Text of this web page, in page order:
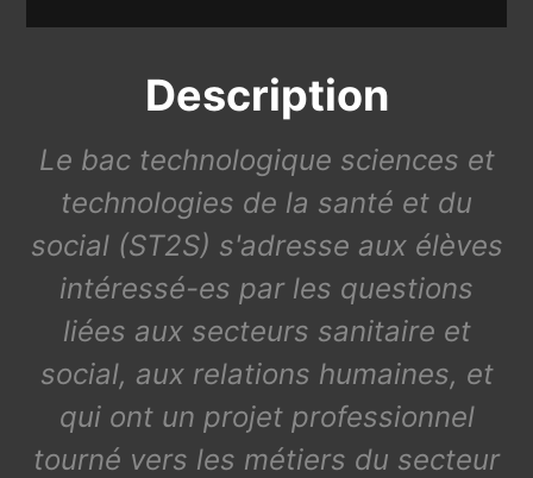
Description
Le bac technologique sciences et
technologies de la santé et du
social (ST2S) s'adresse aux élèves
intéressé-es par les questions
liées aux secteurs sanitaire et
social, aux relations humaines, et
qui ont un projet professionnel
tourné vers les métiers du secteur